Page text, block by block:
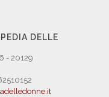
DELLE
- 20129